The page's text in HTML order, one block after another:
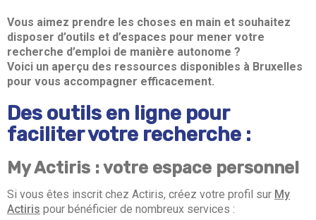
Vous aimez prendre les choses en main et souhaitez
disposer d’outils et d’espaces pour mener votre
recherche d’emploi de manière autonome ?
Voici un aperçu des ressources disponibles à Bruxelles
pour vous accompagner efficacement.
Des outils en ligne pour
faciliter votre recherche :
My Actiris : votre espace personnel
Si vous êtes inscrit chez Actiris, créez votre profil sur My
Actiris pour bénéficier de nombreux services :